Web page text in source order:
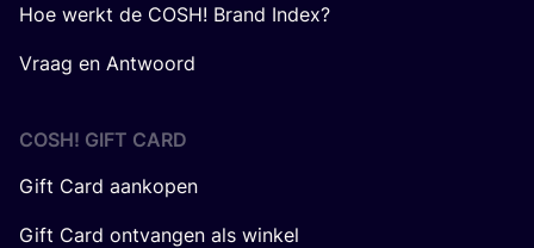
Hoe werkt de COSH! Brand Index?
Vraag en Antwoord
COSH! GIFT CARD
Gift Card aankopen
Gift Card ontvangen als winkel